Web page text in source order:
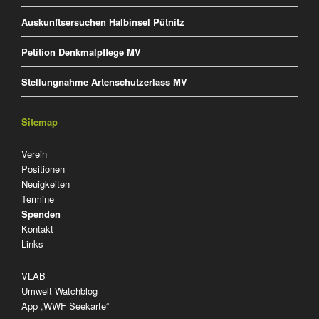
Auskunftsersuchen Halbinsel Pütnitz
Petition Denkmalpflege MV
Stellungnahme Artenschutzerlass MV
Sitemap
Navigation
überspringen
Verein
Positionen
Neuigkeiten
Termine
Spenden
Kontakt
Links
VLAB
Umwelt Watchblog
App „WWF Seekarte“